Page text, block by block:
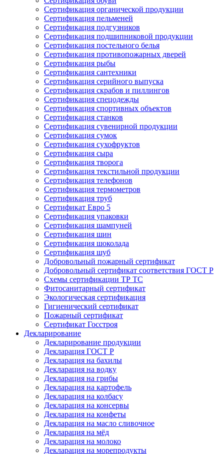
Сертификация органической продукции
Сертификация пельменей
Сертификация подгузников
Сертификация подшипниковой продукции
Сертификация постельного белья
Сертификация противопожарных дверей
Сертификация рыбы
Сертификация сантехники
Сертификация серийного выпуска
Сертификация скрабов и пиллингов
Сертификация спецодежды
Сертификация спортивных объектов
Сертификация станков
Сертификация сувенирной продукции
Сертификация сумок
Сертификация сухофруктов
Сертификация сыра
Сертификация творога
Сертификация текстильной продукции
Сертификация телефонов
Сертификация термометров
Сертификация труб
Сертификат Евро 5
Сертификация упаковки
Сертификация шампуней
Сертификация шин
Сертификация шоколада
Сертификация шуб
Добровольный пожарный сертификат
Добровольный сертификат соответствия ГОСТ Р
Схемы сертификации ТР ТС
Фитосанитарный сертификат
Экологическая сертификация
Гигиенический сертификат
Пожарный сертификат
Сертификат Госстроя
Декларирование
Декларирование продукции
Декларация ГОСТ Р
Декларация на бахилы
Декларация на водку
Декларация на грибы
Декларация на картофель
Декларация на колбасу
Декларация на консервы
Декларация на конфеты
Декларация на масло сливочное
Декларация на мёд
Декларация на молоко
Декларация на морепродукты